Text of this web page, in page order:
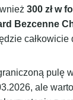
300 zł w
Bezcenne
całkowicie
pulę
ale